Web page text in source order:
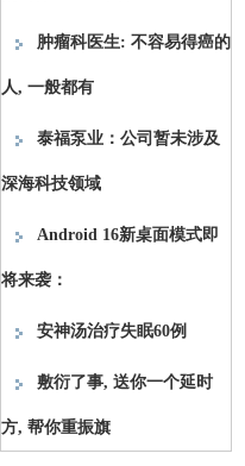
肿瘤科医生: 不容易得癌的
人, 一般都有
泰福泵业：公司暂未涉及
深海科技领域
Android 16新桌面模式即
将来袭：
安神汤治疗失眠60例
敷衍了事, 送你一个延时
方, 帮你重振旗